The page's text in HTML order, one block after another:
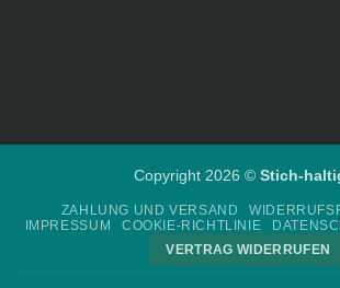
Copyright 2026 © Stich-
ZAHLUNG UND VERSAND
IMPRESSUM
COOKIE-RICHTLINIE
VERTRAG WIDERRUFEN